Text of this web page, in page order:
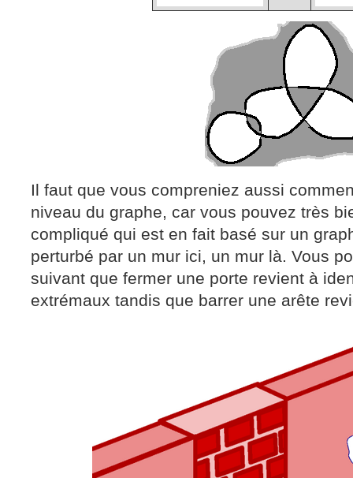
Il faut que vous compreniez aussi
niveau du graphe, car vous pouvez très
compliqué qui est en fait basé sur un
perturbé par un mur ici, un mur là. Vous
suivant que fermer une porte revient à
extrémaux tandis que barrer une arête